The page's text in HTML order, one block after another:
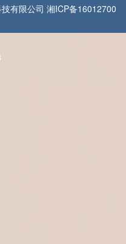
有限公司 湘ICP备16012700